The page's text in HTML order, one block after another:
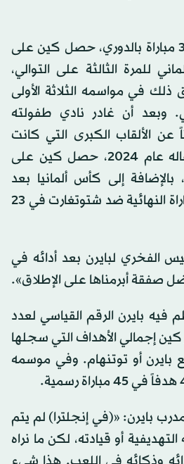
وبفضل 36 هدفاً في 31 مباراة بالدوري، حصل كين على
للمرة الثالثة على التوالي،
في مواسمه الثلاثة الأولى
وبعد أن غادر نادي طفولته
عن الألقاب الكبرى التي كانت
بعيدة المنال حتى انتقاله عام 2024، حصل كين على
بالإضافة إلى كأس ألمانيا بعد
تسجيله ثلاثية في المباراة النهائية ضد شتوتغارت في 23
الفخري لبايرن بعد أدائه في
صفقة أبرمناها على الإطلاق».
بايرن الرقم القياسي لعدد
كين إجمالي الأهداف التي سجلها
أو توتنهام. وفي موسمه
بايرن: «(في إنجلترا) لم يتم
أو قيادته، لكن ما نراه